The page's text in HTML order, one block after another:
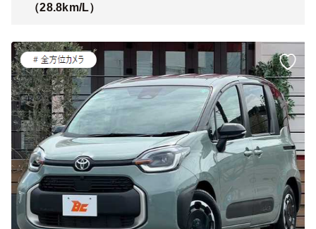
（28.8km/L）